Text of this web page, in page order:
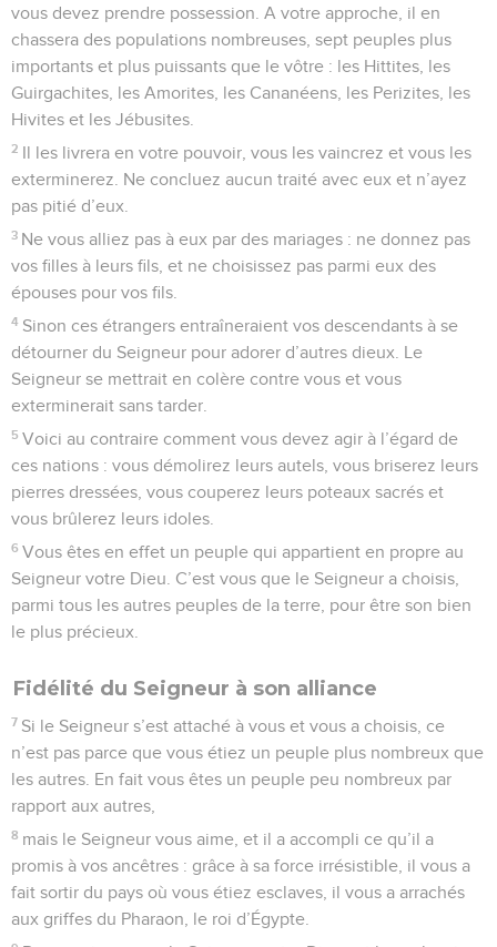
vous devez prendre possession. A votre approche, il en
chassera des populations nombreuses, sept peuples plus
importants et plus puissants que le vôtre : les Hittites, les
Guirgachites, les Amorites, les Cananéens, les Perizites, les
Hivites et les Jébusites.
2 Il les livrera en votre pouvoir, vous les vaincrez et vous les
exterminerez. Ne concluez aucun traité avec eux et n’ayez
pas pitié d’eux.
3 Ne vous alliez pas à eux par des mariages : ne donnez pas
vos filles à leurs fils, et ne choisissez pas parmi eux des
épouses pour vos fils.
4 Sinon ces étrangers entraîneraient vos descendants à se
détourner du Seigneur pour adorer d’autres dieux. Le
Seigneur se mettrait en colère contre vous et vous
exterminerait sans tarder.
5 Voici au contraire comment vous devez agir à l’égard de
ces nations : vous démolirez leurs autels, vous briserez leurs
pierres dressées, vous couperez leurs poteaux sacrés et
vous brûlerez leurs idoles.
6 Vous êtes en effet un peuple qui appartient en propre au
Seigneur votre Dieu. C’est vous que le Seigneur a choisis,
parmi tous les autres peuples de la terre, pour être son bien
le plus précieux.
Fidélité du Seigneur à son alliance
7 Si le Seigneur s’est attaché à vous et vous a choisis, ce
n’est pas parce que vous étiez un peuple plus nombreux que
les autres. En fait vous êtes un peuple peu nombreux par
rapport aux autres,
8 mais le Seigneur vous aime, et il a accompli ce qu’il a
promis à vos ancêtres : grâce à sa force irrésistible, il vous a
fait sortir du pays où vous étiez esclaves, il vous a arrachés
aux griffes du Pharaon, le roi d’Égypte.